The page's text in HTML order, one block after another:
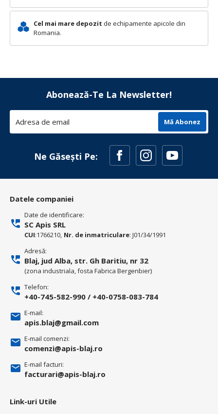
Cel mai mare depozit de echipamente apicole din
Romania.
Abonează-Te La Newsletter!
Mă Abonez
Ne Găsești Pe:
Datele companiei
Date de identificare:
SC Apis SRL
CUI:1766210, Nr. de inmatriculare: J01/34/1991
Adresă:
Blaj, jud Alba, str. Gh Baritiu, nr 32
(zona industriala, fosta Fabrica Bergenbier)
Telefon:
+40-745-582-990 / +40-0758-083-784
E-mail:
apis.blaj@gmail.com
E-mail comenzi:
comenzi@apis-blaj.ro
E-mail facturi:
facturari@apis-blaj.ro
Link-uri Utile